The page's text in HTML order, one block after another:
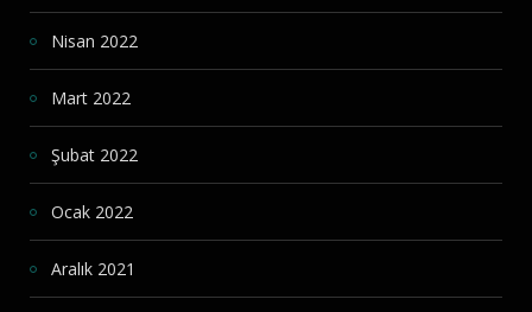
Nisan 2022
Mart 2022
Şubat 2022
Ocak 2022
Aralık 2021